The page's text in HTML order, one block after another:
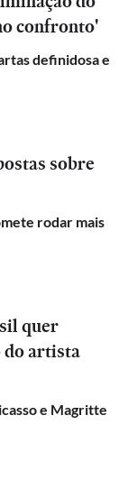
confronto'
definidosa e
sobre
rodar mais
quer
do artista
e Magritte